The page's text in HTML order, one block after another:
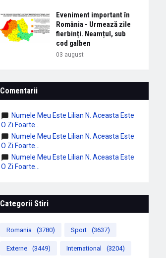
Eveniment important în
România - Urmează zile
fierbinți. Neamțul, sub
cod galben
03 august
Comentarii
Numele Meu Este Lilian N. Aceasta Este
O Zi Foarte...
Numele Meu Este Lilian N. Aceasta Este
O Zi Foarte...
Numele Meu Este Lilian N. Aceasta Este
O Zi Foarte...
Categorii Stiri
Romania (3780) Sport (3637)
Externe (3449) International (3204)